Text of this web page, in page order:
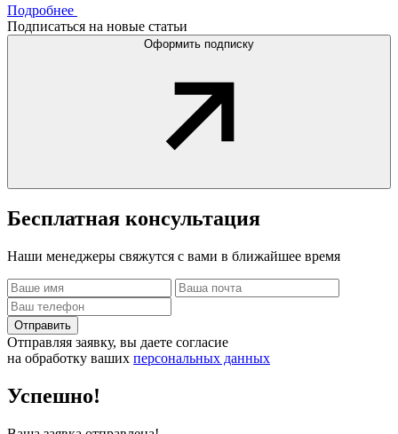
Подробнее
Подписаться на новые статьи
Оформить подписку
Бесплатная консультация
Наши менеджеры свяжутся с вами в ближайшее время
Отправить
Отправляя заявку, вы даете согласие
на обработку ваших персональных данных
Успешно!